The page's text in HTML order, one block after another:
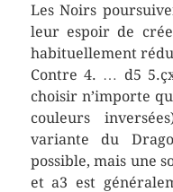
Les Noirs
leur espoir de
habituellement
Contre 4. … d5
choisir n’importe
couleurs
variante du
possible, mais une
et a3 est